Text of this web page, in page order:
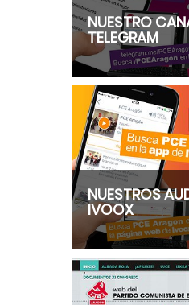
NUESTRO
TELEGRAM
NUESTROS
IVOOX